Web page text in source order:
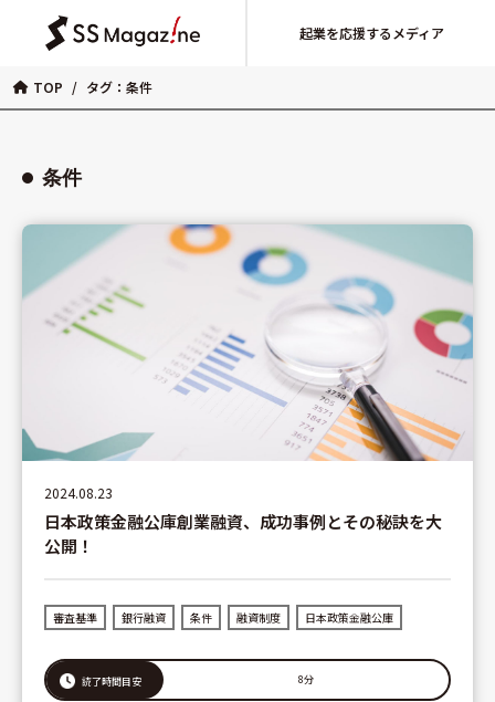
起業を応援するメディア
TOP / タグ：条件
条件
2024.08.23
日本政策金融公庫創業融資、成功事例とその秘訣を大
公開！
審査基準 銀行融資 条件 融資制度 日本政策金融公庫
読了時間目安 8分